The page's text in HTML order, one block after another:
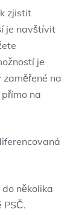
zjistit
je navštívit
je
na
na
několika